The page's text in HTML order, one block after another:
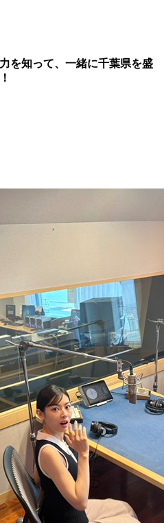
を知って、一緒に千葉県を盛